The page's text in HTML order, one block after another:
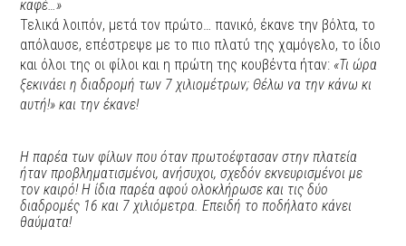
καφέ…»
Τελικά λοιπόν, μετά τον πρώτο… πανικό, έκανε την βόλτα, το
απόλαυσε, επέστρεψε με το πιο πλατύ της χαμόγελο, το ίδιο
και όλοι της οι φίλοι και η πρώτη της κουβέντα ήταν: «Τι ώρα
ξεκινάει η διαδρομή των 7 χιλιομέτρων; Θέλω να την κάνω κι
αυτή!» και την έκανε!
H παρέα των φίλων που όταν πρωτοέφτασαν στην πλατεία
ήταν προβληματισμένοι, ανήσυχοι, σχεδόν εκνευρισμένοι με
τον καιρό! Η ίδια παρέα αφού ολοκλήρωσε και τις δύο
διαδρομές 16 και 7 χιλιόμετρα. Επειδή το ποδήλατο κάνει
θαύματα!